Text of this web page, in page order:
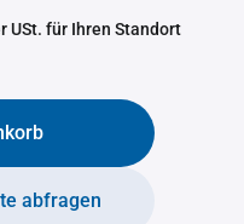
USt. für Ihren Standort
abfragen